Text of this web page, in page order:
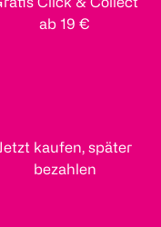
ab 19 €
kaufen, später
bezahlen